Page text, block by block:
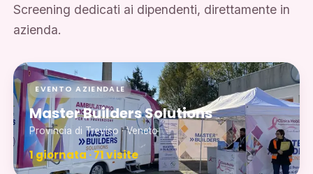
Screening dedicati ai dipendenti, direttamente in
azienda.
EVENTO AZIENDALE
Master Builders Solutions
Provincia di Treviso · Veneto
1 giornata · 71 visite